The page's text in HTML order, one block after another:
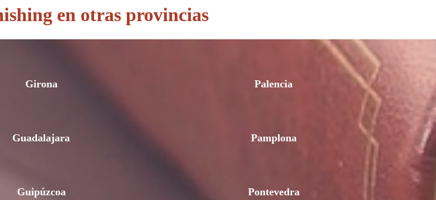
en otras provincias
Girona
Guadalajara
Guipúzcoa
Palencia
Pamplona
Pontevedra